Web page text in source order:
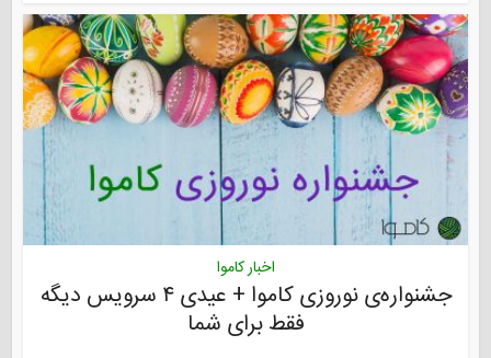
اخبار کاموا
جشنواره‌‌ی نوروزی کاموا + عیدی ۴ سرویس دیگه
فقط برای شما